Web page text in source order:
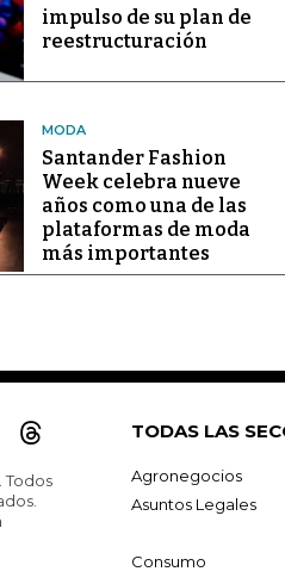
impulso de su plan de
reestructuración
MODA
Santander Fashion
Week celebra nueve
años como una de las
plataformas de moda
más importantes
Todos
TODAS LAS
Agronegocios
Asuntos Legales
Consumo